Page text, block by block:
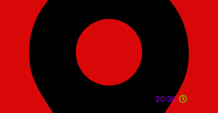
20:30